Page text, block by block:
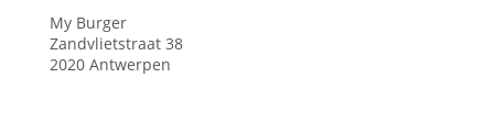
My Burger
Zandvlietstraat 38
2020 Antwerpen